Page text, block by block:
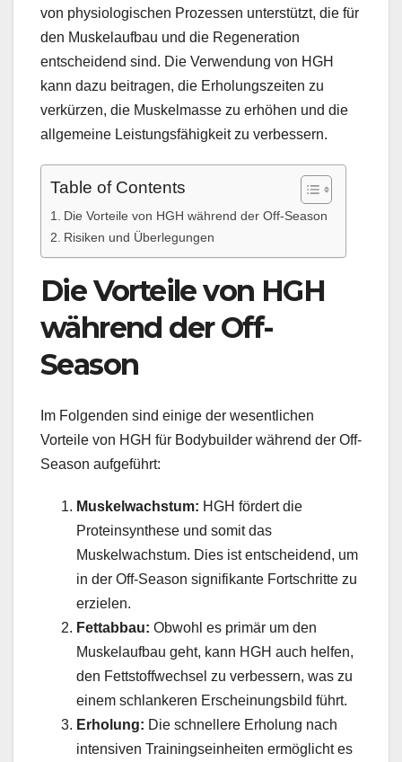
von physiologischen Prozessen unterstützt, die für
den Muskelaufbau und die Regeneration
entscheidend sind. Die Verwendung von HGH
kann dazu beitragen, die Erholungszeiten zu
verkürzen, die Muskelmasse zu erhöhen und die
allgemeine Leistungsfähigkeit zu verbessern.
Table of Contents
Die Vorteile von HGH während der Off-Season
Risiken und Überlegungen
Die Vorteile von HGH
während der Off-
Season
Im Folgenden sind einige der wesentlichen
Vorteile von HGH für Bodybuilder während der Off-
Season aufgeführt:
Muskelwachstum: HGH fördert die
Proteinsynthese und somit das
Muskelwachstum. Dies ist entscheidend, um
in der Off-Season signifikante Fortschritte zu
erzielen.
Fettabbau: Obwohl es primär um den
Muskelaufbau geht, kann HGH auch helfen,
den Fettstoffwechsel zu verbessern, was zu
einem schlankeren Erscheinungsbild führt.
Erholung: Die schnellere Erholung nach
intensiven Trainingseinheiten ermöglicht es